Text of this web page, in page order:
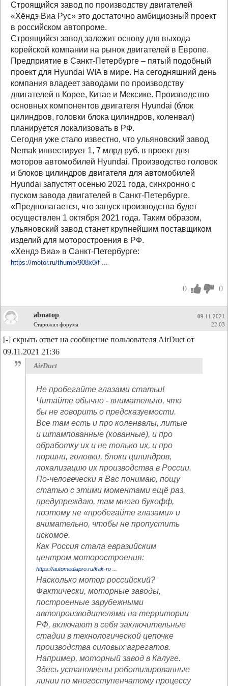
Строящийся завод по производству двигателей
«Хёндэ Виа Рус» это достаточно амбициозный проект
в российском автопроме.
Строящийся завод заложит основу для выхода
корейской компании на рынок двигателей в Европе.
Предприятие в Санкт-Петербурге – пятый подобный
проект для Hyundai WIA в мире. На сегодняшний день
компания владеет заводами по производству
двигателей в Корее, Китае и Мексике. Производство
основных компонентов двигателя Hyundai (блок
цилиндров, головки блока цилиндров, коленвал)
планируется локализовать в РФ.
Сегодня уже стало известно, что ульяновский завод
Nemak инвестирует 1, 7 млрд руб. в проект для
моторов автомобилей Hyundai. Производство головок
и блоков цилиндров двигателя для автомобилей
Hyundai запустят осенью 2021 года, синхронно с
пуском завода двигателей в Санкт-Петербурге.
«Предполагается, что запуск производства будет
осуществлен 1 октября 2021 года. Таким образом,
ульяновский завод станет крупнейшим поставщиком
изделий для моторостроения в РФ.
«Хендэ Виа» в Санкт-Петербурге:
https://motor.ru/thumb/908x0/f ...
0 0
abnatop
Старожил форума
09.11.2021
22:03
[-] скрыть ответ на сообщение пользователя AirDuct от
09.11.2021 21:36
AirDuct
Не пробегайте глазами статьи!
Читайте обычно - внимательно, что
бы не говорить о предсказуемости.
Все там есть и про коленвалы, литые
и штампованные (кованные), и про
обработку их и не только их, и про
поршни, головки, блоки цилиндров,
локализацию их производства в России.
По-человечески я Вас понимаю, пощу
статью с этими моментами ещё раз,
предупреждаю, там много букофф,
поэтому не «пробегайте глазами» и
внимательно, чтобы не пропустить
искомое.
Как Россия стала евразийским
центром моторостроения:
https://automediapro.ru/kak-ro ...
Насколько мотор российский?
Фактически, моторные заводы,
построенные зарубежными
автопроизводителями на территории
РФ, включают в себя заключительные
стадии в технологической цепочке
производства силовых агрегатов.
Например, моторный завод в Калуге.
Здесь установлены роботизированные
линии по многоступенчатому процессу